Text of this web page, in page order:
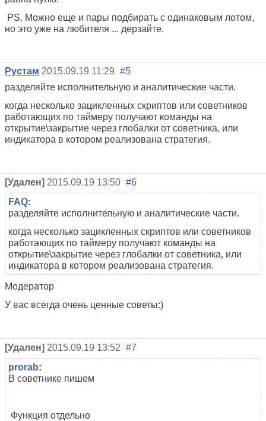
PS. Можно еще и пары подбирать с одинаковым лотом,
но это уже на любителя ... дерзайте.
Рустам 2015.09.19 11:29 #5
разделяйте исполнительную и аналитические части.
когда несколько зацикленных скриптов или советников
работающих по таймеру получают команды на
открытие\закрытие через глобалки от советника, или
индикатора в котором реализована стратегия.
[Удален] 2015.09.19 13:50 #6
FAQ:
разделяйте исполнительную и аналитические части.
когда несколько зацикленных скриптов или советников
работающих по таймеру получают команды на
открытие\закрытие через глобалки от советника, или
индикатора в котором реализована стратегия.
Модератор
У вас всегда очень ценные советы:)
[Удален] 2015.09.19 13:52 #7
prorab:
В советнике пишем
Функция отдельно